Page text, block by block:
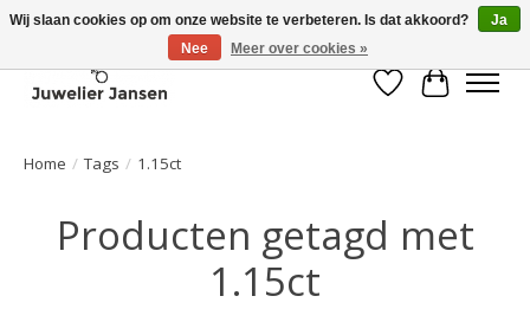
Verlanglijst
Home / Tags / 1.15ct
Producten getagd met
1.15ct
Wij slaan cookies op om onze website te verbeteren. Is dat akkoord?
Ja
Nee
Meer over cookies »